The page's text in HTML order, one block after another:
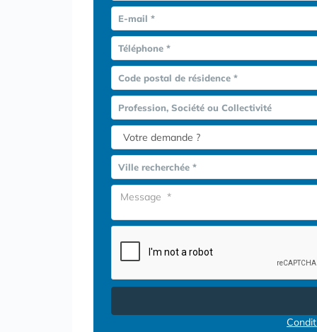
E-mail *
Téléphone *
Code postal de résidence *
Profession, Société ou Collectivité
Ville recherchée *